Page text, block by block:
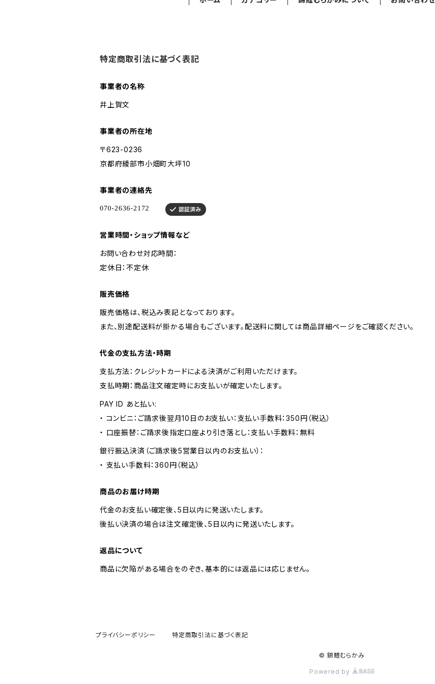
特定商取引法に基づく表記
事業者の名称
井上賀文
事業者の所在地
〒623-0236
京都府綾部市小畑町大坪10
事業者の連絡先
営業時間・ショップ情報など
お問い合わせ対応時間：
定休日：不定休
販売価格
販売価格は、税込み表記となっております。
また、別途配送料が掛かる場合もございます。配送料に関しては商品詳細ページをご確認ください。
代金の支払方法・時期
支払方法：クレジットカードによる決済がご利用いただけます。
支払時期：商品注文確定時にお支払いが確定いたします。
PAY ID あと払い:
・ コンビニ：ご請求後翌月10日のお支払い：支払い手数料：350円（税込）
・ 口座振替：ご請求後指定口座より引き落とし：支払い手数料：無料
銀行振込決済（ご請求後5営業日以内のお支払い）：
・ 支払い手数料：360円（税込）
商品のお届け時期
代金のお支払い確定後、5日以内に発送いたします。
後払い決済の場合は注文確定後、5日以内に発送いたします。
返品について
商品に欠陥がある場合をのぞき、基本的には返品には応じません。
プライバシーポリシー 特定商取引法に基づく表記
© 錦鯉むらかみ
Powered by